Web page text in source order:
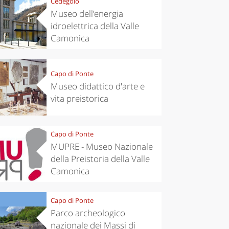
Museo dell’energia
idroelettrica della Valle
Camonica
Capo di Ponte
Museo didattico d'arte e
vita preistorica
Capo di Ponte
MUPRE - Museo Nazionale
della Preistoria della Valle
Camonica
Capo di Ponte
Parco archeologico
nazionale dei Massi di